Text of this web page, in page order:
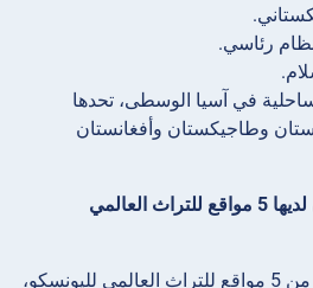
رئاسي.
في آسيا الوسطى، تحدها
وطاجيكستان وأفغانستان
الحقيقة الأولى: أوزبكستان لديها 5 مواقع للتراث العالمي
تضم أوزبكستان بفخر كنزاً من 5 مواقع للتراث العالمي لليونسكو،